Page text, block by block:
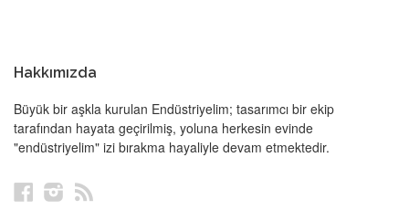
Hakkımızda
Büyük bir aşkla kurulan Endüstriyelim; tasarımcı bir ekip
tarafından hayata geçirilmiş, yoluna herkesin evinde
"endüstriyelim" izi bırakma hayaliyle devam etmektedir.
FacebookInstagram